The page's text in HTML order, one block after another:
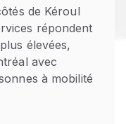
de Kéroul
répondent
élevées,
avec
à mobilité